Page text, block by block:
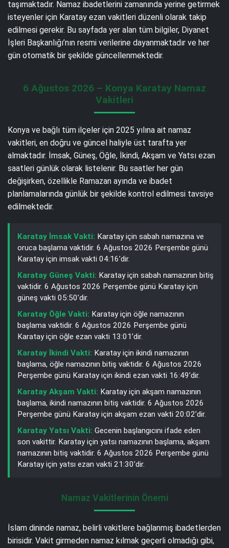
taşımaktadır. Namaz ibadetlerini zamanında yerine getirmek
isteyenler için Karatay ezan vakitleri düzenli olarak takip
edilmesi gerekir. Bu sayfada yer alan tüm bilgiler, Diyanet
İşleri Başkanlığı’nın resmi verilerine dayanmaktadır ve her
gün otomatik bir şekilde güncellenmektedir.
6 Ağustos 2026 – Konya Karatay Namaz
Vakitleri
Konya ve bağlı tüm ilçeler için 2025 yılına ait namaz
vakitleri, en doğru ve güncel haliyle üst tarafta yer
almaktadır. İmsak, Güneş, Öğle, İkindi, Akşam ve Yatsı ezan
saatleri günlük olarak listelenir. Bu saatler her gün
değişirken, özellikle Ramazan ayında ve ibadet
planlamalarında günlük bir şekilde kontrol edilmesi tavsiye
edilmektedir.
Karatay İmsak Vakti: Karatay için sabah namazına ve
oruca başlama vaktidir. 6 Ağustos 2026 Perşembe günü
Karatay için imsak vakti 04:16’dir.
Karatay Güneş Vakti: Karatay için sabah namazının bitiş
vaktidir. 6 Ağustos 2026 Perşembe günü Karatay için
güneş vakti 05:50’dir.
Karatay Öğle Vakti: Karatay için öğle namazının
başlama vaktidir. 6 Ağustos 2026 Perşembe günü
Karatay için öğle ezan vakti 13:01’dir.
Karatay İkindi Vakti: Karatay için ikindi namazının
başlama, öğle namazının bitiş vaktidir. 6 Ağustos 2026
Perşembe günü Karatay için ikindi ezan vakti 16:49’dir.
Karatay Akşam Vakti: Karatay için akşam namazının
başlama, ikindi namazının bitiş vaktidir. 6 Ağustos 2026
Perşembe günü Karatay için akşam ezan vakti 20:02’dir.
Karatay Yatsı Vakti: Gecenin başlangıcını ifade eden
son vakittir. Karatay için yatsı namazının başlama, akşam
namazının bitiş vaktidir. 6 Ağustos 2026 Perşembe günü
Karatay için yatsı ezan vakti 21:30’dir.
Namaz Vakitlerinin Önemi
İslam dininde namaz, belirli vakitlere bağlanmış ibadetlerden
birisidir. Vakit girmeden namaz kılmak geçerli olmadığı gibi,